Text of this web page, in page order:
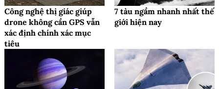
Công nghệ thị giác giúp
drone không cần GPS vẫn
xác định chính xác mục
tiêu
7 tàu ngầm nhanh nhất thế
giới hiện nay